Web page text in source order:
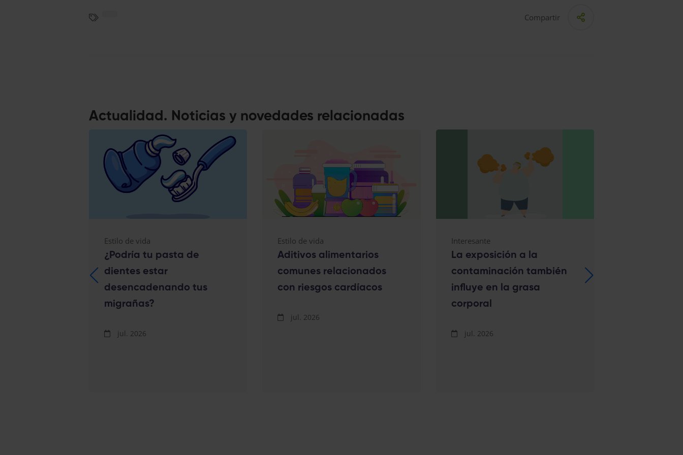
Compartir
Actualidad. Noticias y novedades relacionadas
Estilo de vida
¿Podría tu pasta de
dientes estar
desencadenando tus
migrañas?
jul. 2026
Estilo de vida
Aditivos alimentarios
comunes relacionados
con riesgos cardíacos
jul. 2026
Interesante
La exposición a la
contaminación también
influye en la grasa
corporal
jul. 2026